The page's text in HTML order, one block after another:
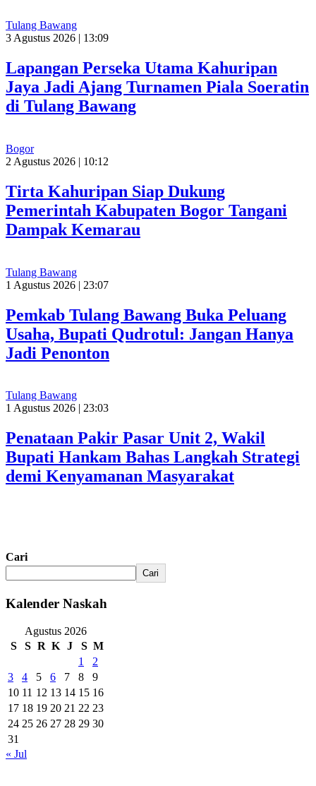
Tulang Bawang
3 Agustus 2026 | 13:09
Lapangan Perseka Utama Kahuripan
Jaya Jadi Ajang Turnamen Piala Soeratin
di Tulang Bawang
Bogor
2 Agustus 2026 | 10:12
Tirta Kahuripan Siap Dukung
Pemerintah Kabupaten Bogor Tangani
Dampak Kemarau
Tulang Bawang
1 Agustus 2026 | 23:07
Pemkab Tulang Bawang Buka Peluang
Usaha, Bupati Qudrotul: Jangan Hanya
Jadi Penonton
Tulang Bawang
1 Agustus 2026 | 23:03
Penataan Pakir Pasar Unit 2, Wakil
Bupati Hankam Bahas Langkah Strategi
demi Kenyamanan Masyarakat
Cari
Cari
Kalender Naskah
Agustus 2026
S
S R K J S M
1
2
3
4 5 6 7 8
9
10 11 12 13 14 15 16
17 18 19 20 21 22 23
24 25 26 27 28 29 30
31
« Jul